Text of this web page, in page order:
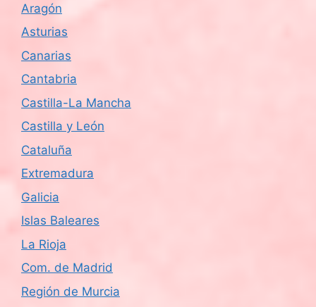
Aragón
Asturias
Canarias
Cantabria
Castilla-La Mancha
Castilla y León
Cataluña
Extremadura
Galicia
Islas Baleares
La Rioja
Com. de Madrid
Región de Murcia